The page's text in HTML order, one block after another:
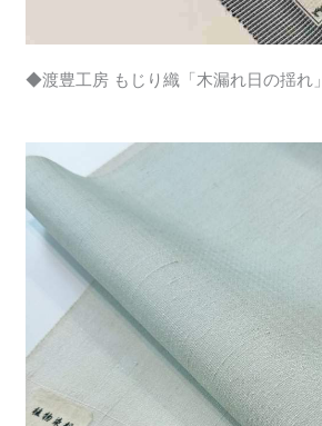
◆渡豊工房 もじり織「木漏れ日の揺れ」